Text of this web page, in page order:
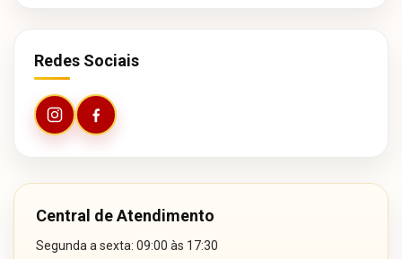
Redes Sociais
Central de Atendimento
Segunda a sexta: 09:00 às 17:30